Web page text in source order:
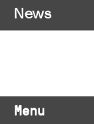
Menu
News